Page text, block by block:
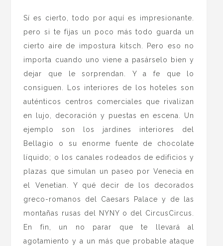
Sí es cierto, todo por aquí es impresionante.
pero si te fijas un poco más todo guarda un
cierto aire de impostura kitsch. Pero eso no
importa cuando uno viene a pasárselo bien y
dejar que le sorprendan. Y a fe que lo
consiguen. Los interiores de los hoteles son
auténticos centros comerciales que rivalizan
en lujo, decoración y puestas en escena. Un
ejemplo son los jardines interiores del
Bellagio o su enorme fuente de chocolate
líquido; o los canales rodeados de edificios y
plazas que simulan un paseo por Venecia en
el Venetian. Y qué decir de los decorados
greco-romanos del Caesars Palace y de las
montañas rusas del NYNY o del CircusCircus.
En fin, un no parar que te llevará al
agotamiento y a un más que probable ataque